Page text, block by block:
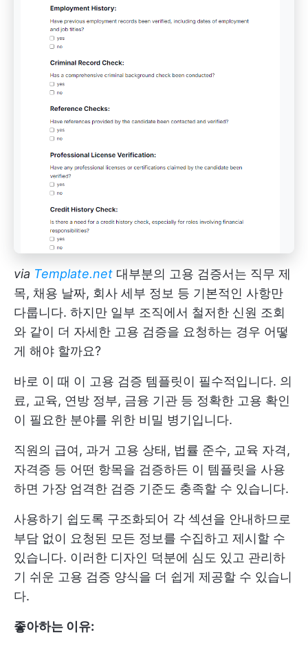
via Template.net 대부분의 고용 검증서는 직무 제
목, 채용 날짜, 회사 세부 정보 등 기본적인 사항만
다룹니다. 하지만 일부 조직에서 철저한 신원 조회
와 같이 더 자세한 고용 검증을 요청하는 경우 어떻
게 해야 할까요?
바로 이 때 이 고용 검증 템플릿이 필수적입니다. 의
료, 교육, 연방 정부, 금융 기관 등 정확한 고용 확인
이 필요한 분야를 위한 비밀 병기입니다.
직원의 급여, 과거 고용 상태, 법률 준수, 교육 자격,
자격증 등 어떤 항목을 검증하든 이 템플릿을 사용
하면 가장 엄격한 검증 기준도 충족할 수 있습니다.
사용하기 쉽도록 구조화되어 각 섹션을 안내하므로
부담 없이 요청된 모든 정보를 수집하고 제시할 수
있습니다. 이러한 디자인 덕분에 심도 있고 관리하
기 쉬운 고용 검증 양식을 더 쉽게 제공할 수 있습니
다.
좋아하는 이유: